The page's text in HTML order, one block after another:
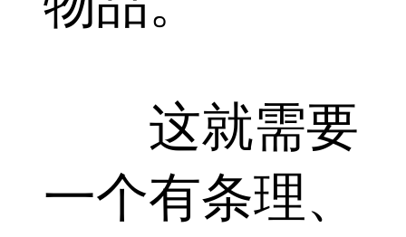
这就需要
一个有条理、